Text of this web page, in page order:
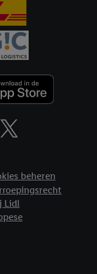
beheren
Lidl
cookies en
over de
optie dat er enkel
technieken
verwerkingen
voor de Lidl
de cookies die